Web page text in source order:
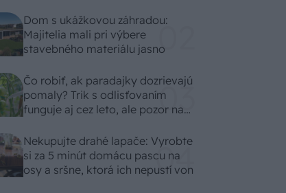
Dom s ukážkovou záhradou:
Majitelia mali pri výbere
stavebného materiálu jasno
Čo robiť, ak paradajky dozrievajú
pomaly? Trik s odlisťovaním
funguje aj cez leto, ale pozor na
Nekupujte drahé lapače: Vyrobte
si za 5 minút domácu pascu na
osy a sršne, ktorá ich nepustí von